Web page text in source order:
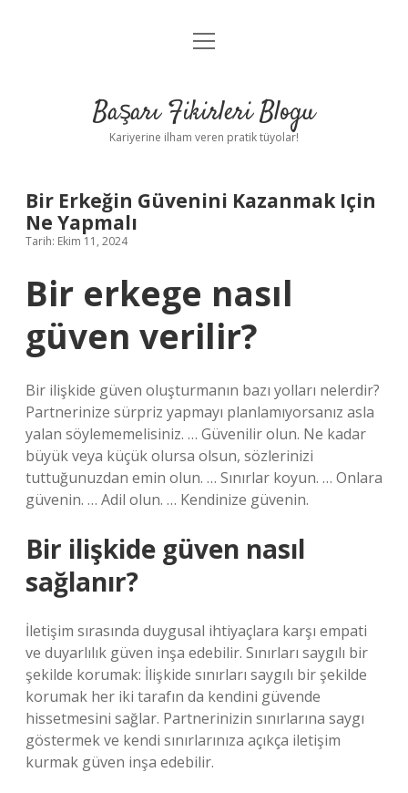
Anasayfa
Yasal Uyarı
menüyü
Başarı Fikirleri Blogu
Kariyerine ilham veren pratik tüyolar!
Bir Erkeğin Güvenini Kazanmak Için
Ne Yapmalı
Tarih: Ekim 11, 2024
Bir erkege nasıl
güven verilir?
Bir ilişkide güven oluşturmanın bazı yolları nelerdir?
Partnerinize sürpriz yapmayı planlamıyorsanız asla
yalan söylememelisiniz. … Güvenilir olun. Ne kadar
büyük veya küçük olursa olsun, sözlerinizi
tuttuğunuzdan emin olun. … Sınırlar koyun. … Onlara
güvenin. … Adil olun. … Kendinize güvenin.
Bir ilişkide güven nasıl
sağlanır?
İletişim sırasında duygusal ihtiyaçlara karşı empati
ve duyarlılık güven inşa edebilir. Sınırları saygılı bir
şekilde korumak: İlişkide sınırları saygılı bir şekilde
korumak her iki tarafın da kendini güvende
hissetmesini sağlar. Partnerinizin sınırlarına saygı
göstermek ve kendi sınırlarınıza açıkça iletişim
kurmak güven inşa edebilir.